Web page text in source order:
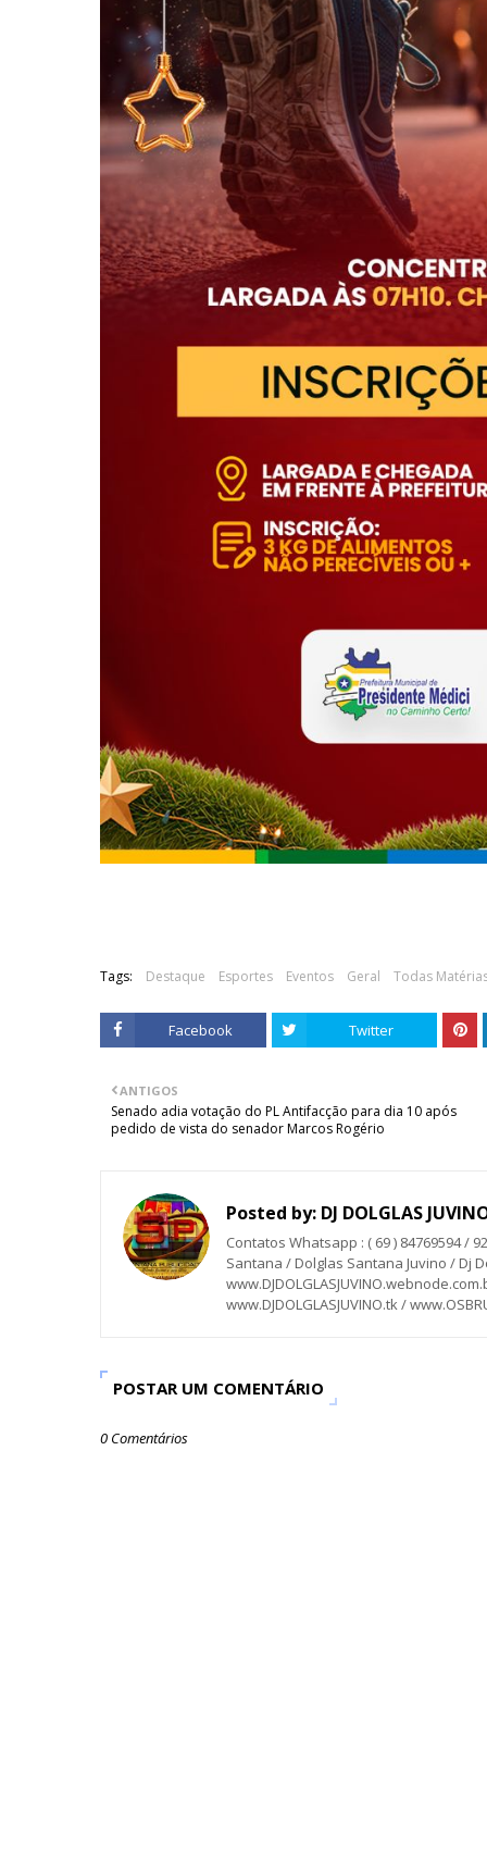
Tags: Destaque Esportes Eventos Geral Todas
Facebook Twitter
ANTIGOS
Senado adia votação do PL Antifacção para dia 10 após
pedido de vista do senador Marcos Rogério
Posted by: DJ DOLGLAS
Contatos Whatsapp : ( 69 ) 84769594 /
Santana / Dolglas Santana Juvino / Dj
www.DJDOLGLASJUVINO.tk /
POSTAR UM COMENTÁRIO
0 Comentários